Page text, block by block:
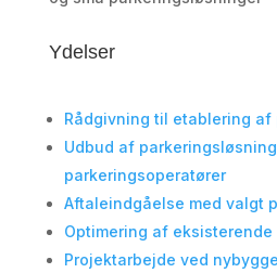
Ydelser
Rådgivning til etablering
Udbud af
parkeringsoperatører
Aftaleindgåelse med valgt
Optimering af
Projektarbejde ved